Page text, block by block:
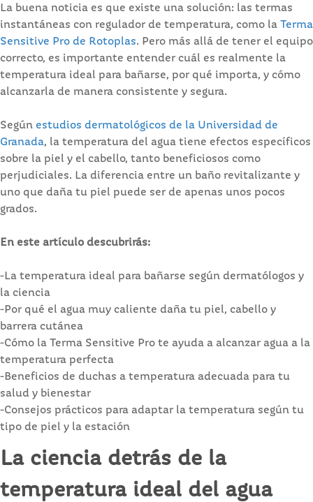
La buena noticia es que existe una solución: las termas
instantáneas con regulador de temperatura, como la Terma
Sensitive Pro de Rotoplas. Pero más allá de tener el equipo
correcto, es importante entender cuál es realmente la
temperatura ideal para bañarse, por qué importa, y cómo
alcanzarla de manera consistente y segura.
Según estudios dermatológicos de la Universidad de
Granada, la temperatura del agua tiene efectos específicos
sobre la piel y el cabello, tanto beneficiosos como
perjudiciales. La diferencia entre un baño revitalizante y
uno que daña tu piel puede ser de apenas unos pocos
grados.
En este artículo descubrirás:
-La temperatura ideal para bañarse según dermatólogos y
la ciencia
-Por qué el agua muy caliente daña tu piel, cabello y
barrera cutánea
-Cómo la Terma Sensitive Pro te ayuda a alcanzar agua a la
temperatura perfecta
-Beneficios de duchas a temperatura adecuada para tu
salud y bienestar
-Consejos prácticos para adaptar la temperatura según tu
tipo de piel y la estación
La ciencia detrás de la
temperatura ideal del agua